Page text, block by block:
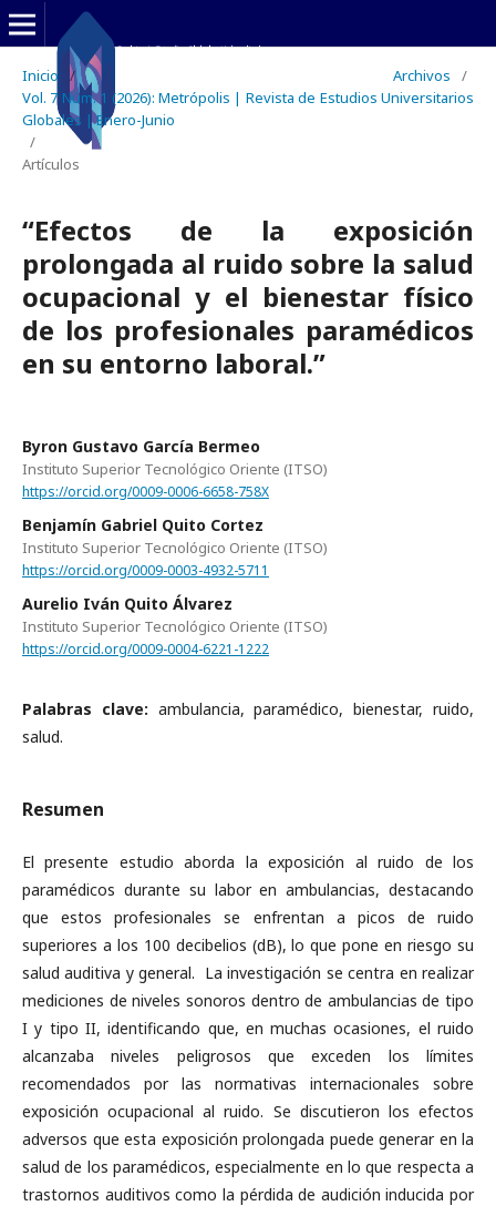
Inicio / Archivos
/
Vol. 7 Núm. 1 (2026): Metrópolis | Revista de Estudios Universitarios
Globales | Enero-Junio
/
Artículos
“Efectos de la exposición
prolongada al ruido sobre la salud
ocupacional y el bienestar físico
de los profesionales paramédicos
en su entorno laboral.”
Byron Gustavo García Bermeo
Instituto Superior Tecnológico Oriente (ITSO)
https://orcid.org/0009-0006-6658-758X
Benjamín Gabriel Quito Cortez
Instituto Superior Tecnológico Oriente (ITSO)
https://orcid.org/0009-0003-4932-5711
Aurelio Iván Quito Álvarez
Instituto Superior Tecnológico Oriente (ITSO)
https://orcid.org/0009-0004-6221-1222
Palabras clave: ambulancia, paramédico, bienestar, ruido,
salud.
Resumen
El presente estudio aborda la exposición al ruido de los
paramédicos durante su labor en ambulancias, destacando
que estos profesionales se enfrentan a picos de ruido
superiores a los 100 decibelios (dB), lo que pone en riesgo su
salud auditiva y general. La investigación se centra en realizar
mediciones de niveles sonoros dentro de ambulancias de tipo
I y tipo II, identificando que, en muchas ocasiones, el ruido
alcanzaba niveles peligrosos que exceden los límites
recomendados por las normativas internacionales sobre
exposición ocupacional al ruido. Se discutieron los efectos
adversos que esta exposición prolongada puede generar en la
salud de los paramédicos, especialmente en lo que respecta a
trastornos auditivos como la pérdida de audición inducida por